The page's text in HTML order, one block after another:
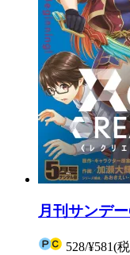
月刊サンデ
528/¥581(